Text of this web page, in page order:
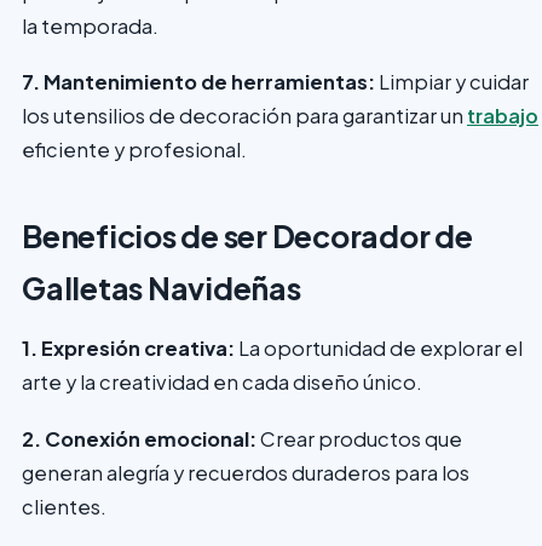
la temporada.
7. Mantenimiento de herramientas: Limpiar y cuidar
los utensilios de decoración para garantizar un trabajo
eficiente y profesional.
Beneficios de ser Decorador de
Galletas Navideñas
1. Expresión creativa: La oportunidad de explorar el
arte y la creatividad en cada diseño único.
2. Conexión emocional:Crear productos que
generan alegría y recuerdos duraderos para los
clientes.